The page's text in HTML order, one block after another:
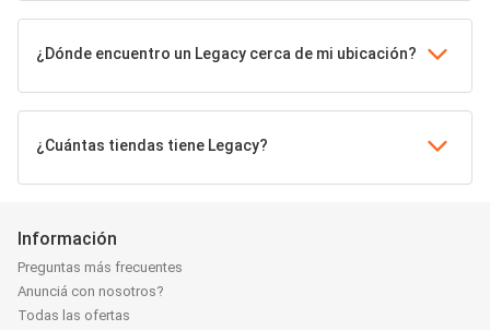
¿Dónde encuentro un Legacy cerca de mi ubicación?
¿Cuántas tiendas tiene Legacy?
Información
Preguntas más frecuentes
Anunciá con nosotros?
Todas las ofertas